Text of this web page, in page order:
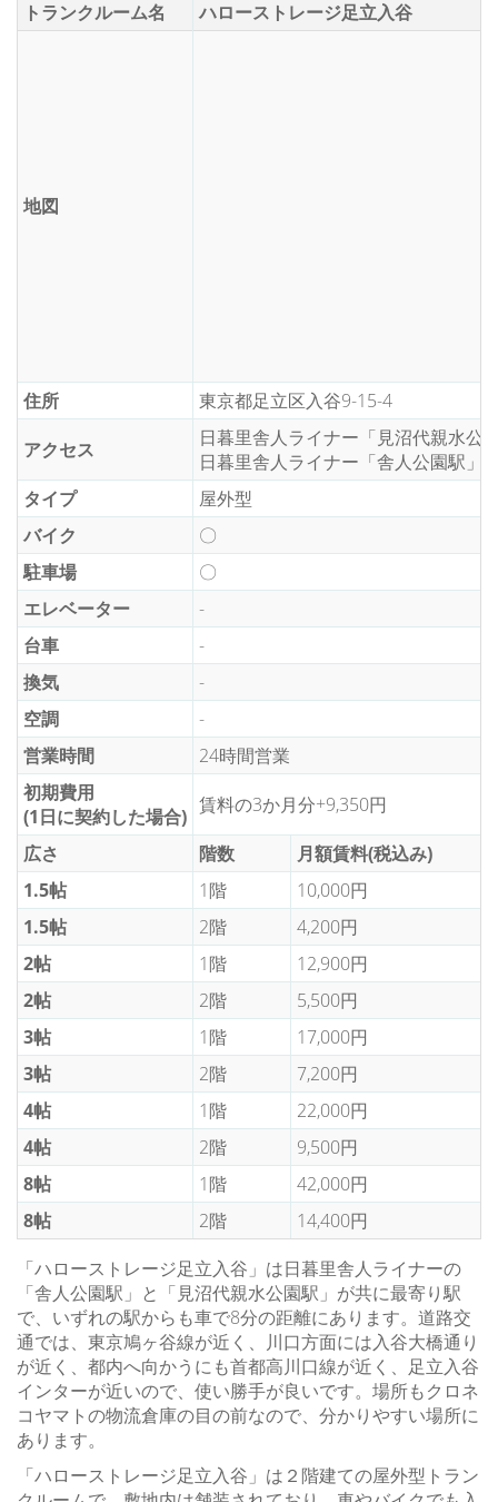
トランクルーム名 ハローストレージ足立入谷
地図
住所
東京都足立区入谷9-15-4
アクセス
日暮里舎人ライナー「見沼代親水公
日暮里舎人ライナー「舎人公園駅」
タイプ
屋外型
バイク
〇
駐車場
〇
エレベーター
-
台車
-
換気
-
空調
-
営業時間
24時間営業
初期費用
(1日に契約した場合) 賃料の3か月分+9,350円
広さ
階数
月額賃料(税込み)
1.5帖
1階
10,000円
1.5帖
2階
4,200円
2帖
1階
12,900円
2帖
2階
5,500円
3帖
1階
17,000円
3帖
2階
7,200円
4帖
1階
22,000円
4帖
2階
9,500円
8帖
1階
42,000円
8帖
2階
14,400円
「ハローストレージ足立入谷」は日暮里舎人ライナーの
「舎人公園駅」と「見沼代親水公園駅」が共に最寄り駅
で、いずれの駅からも車で8分の距離にあります。道路交
通では、東京鳩ヶ谷線が近く、川口方面には入谷大橋通り
が近く、都内へ向かうにも首都高川口線が近く、足立入谷
インターが近いので、使い勝手が良いです。場所もクロネ
コヤマトの物流倉庫の目の前なので、分かりやすい場所に
あります。
「ハローストレージ足立入谷」は２階建ての屋外型トラン